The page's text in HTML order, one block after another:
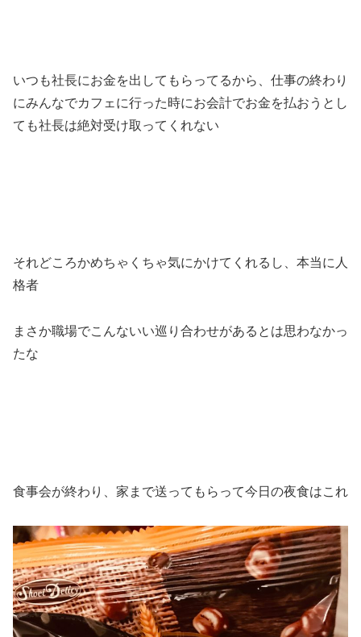
いつも社長にお金を出してもらってるから、仕事の終わり
にみんなでカフェに行った時にお会計でお金を払おうとし
ても社長は絶対受け取ってくれない
それどころかめちゃくちゃ気にかけてくれるし、本当に人
格者
まさか職場でこんないい巡り合わせがあるとは思わなかっ
たな
食事会が終わり、家まで送ってもらって今日の夜食はこれ